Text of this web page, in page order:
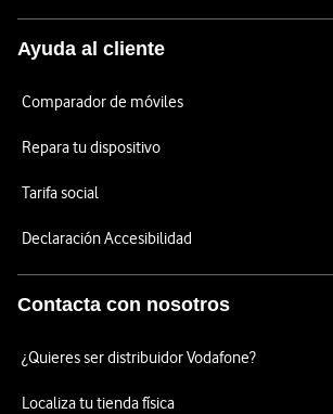
Ayuda al cliente
Comparador de móviles
Repara tu dispositivo
Tarifa social
Declaración Accesibilidad
Contacta con nosotros
¿Quieres ser distribuidor Vodafone?
Localiza tu tienda física